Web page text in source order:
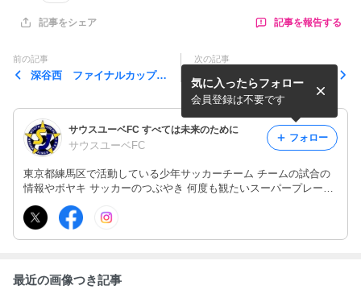
記事をシェア 記事を報告する
前の記事
深谷西 ファイナルカップ
次の記事
３年生 遊馬招待 23日
サウスユーベFC すべては未来のために
サウスユーベFC
東京都練馬区で活動している少年サッカーチーム チームの試合の
情報やボヤキ サッカーのつぶやき 何度も観たいスーパープレー動
画ets
気に入ったらフォロー
会員登録は不要です
フォロー
最近の画像つき記事